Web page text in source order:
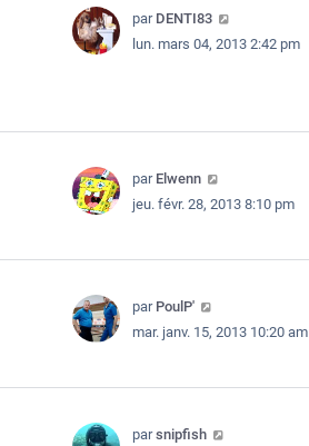
par DENTI83
lun. mars 04, 2013 2:42 pm
par Elwenn
jeu. févr. 28, 2013 8:10 pm
par PoulP'
mar. janv. 15, 2013 10:20 am
parsnipfish